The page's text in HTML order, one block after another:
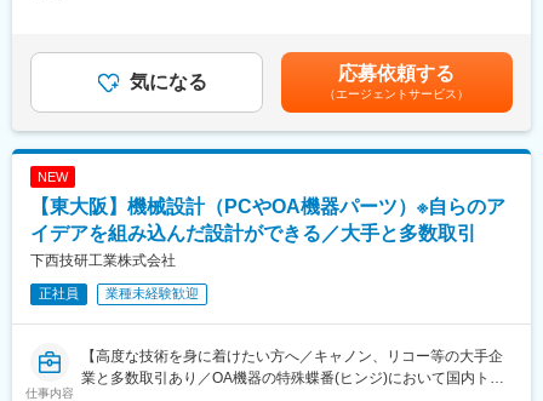
な会社でありつつ分業体制をひいておらず、１人で関われる業務
が広く配置転換も少ない。
・社員の成長と自己実現をサポートする人事制度。自己開発制度
・製品設計全般：機構・筐体設計に留まらず、配線の取り回し等
を含む電気設計に携わって頂く事もあり、基本的に1つ製品は1人
で開発・設計して頂きます。
頂く機会もあります。
※下記を利用
・CAD：AUTO CAD（2D）、Solid Works（3D）
■業務のやりがい
醐味を味わえます
・社外においては、電気施工会社などとの関わりを持ちながら業
目安の金額であり、選考を通じて上下する可能性があります。月
給(月額)は固定手当を含めた表記です。
気になる 応募依頼する
（エージェントサービス）
NEW
【東大阪】機械設計（PCやOA機器パーツ）※自らのア
イデアを組み込んだ設計ができる／大手と多数取引
下西技研工業株式会社
正社員 業種未経験歓迎
仕事内容
【高度な技術を身に着けたい方へ／キャノン、リコー等の大手企
業と多数取引あり／OA機器の特殊蝶番(ヒンジ)において国内トッ